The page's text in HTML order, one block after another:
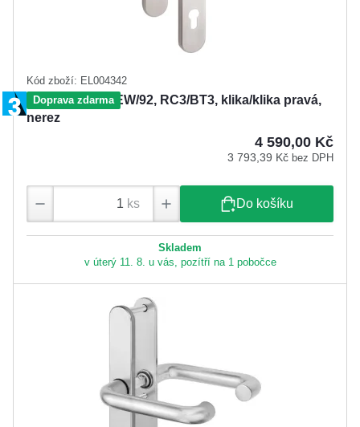
Kód zboží: EL004342
Doprava zdarma
FAB VAASA NEW/92, RC3/BT3, klika/klika pravá,
nerez
4 590,00 Kč
3 793,39 Kč bez DPH
ks Do košíku
Skladem
v úterý 11. 8. u vás, pozítří na 1 pobočce